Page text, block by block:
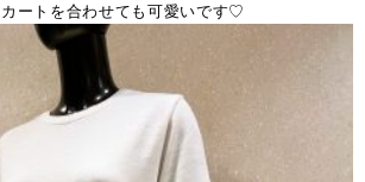
ートを合わせても可愛いです♡